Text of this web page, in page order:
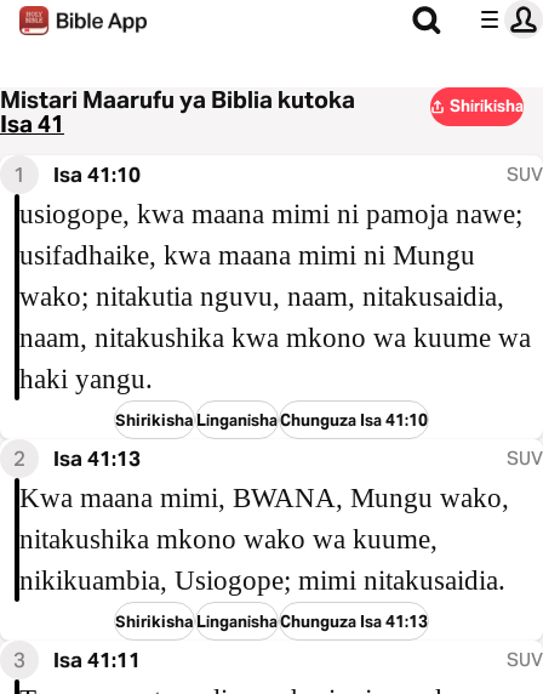
Mistari Maarufu ya Biblia kutoka
Isa 41
Shirikisha
1 Isa 41:10 SUV
usiogope, kwa maana mimi ni pamoja nawe;
usifadhaike, kwa maana mimi ni Mungu
wako; nitakutia nguvu, naam, nitakusaidia,
naam, nitakushika kwa mkono wa kuume wa
haki yangu.
ShirikishaLinganishaChunguza Isa 41:10
2 Isa 41:13 SUV
Kwa maana mimi, BWANA, Mungu wako,
nitakushika mkono wako wa kuume,
nikikuambia, Usiogope; mimi nitakusaidia.
ShirikishaLinganishaChunguza Isa 41:13
3 Isa 41:11 SUV